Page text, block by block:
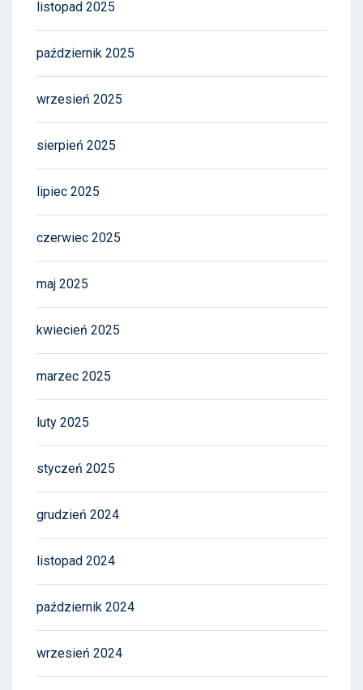
listopad 2025
październik 2025
wrzesień 2025
sierpień 2025
lipiec 2025
czerwiec 2025
maj 2025
kwiecień 2025
marzec 2025
luty 2025
styczeń 2025
grudzień 2024
listopad 2024
październik 2024
wrzesień 2024